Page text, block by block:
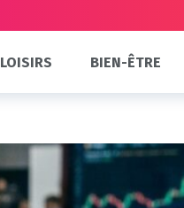
LOISIRS BIEN-ÊTRE